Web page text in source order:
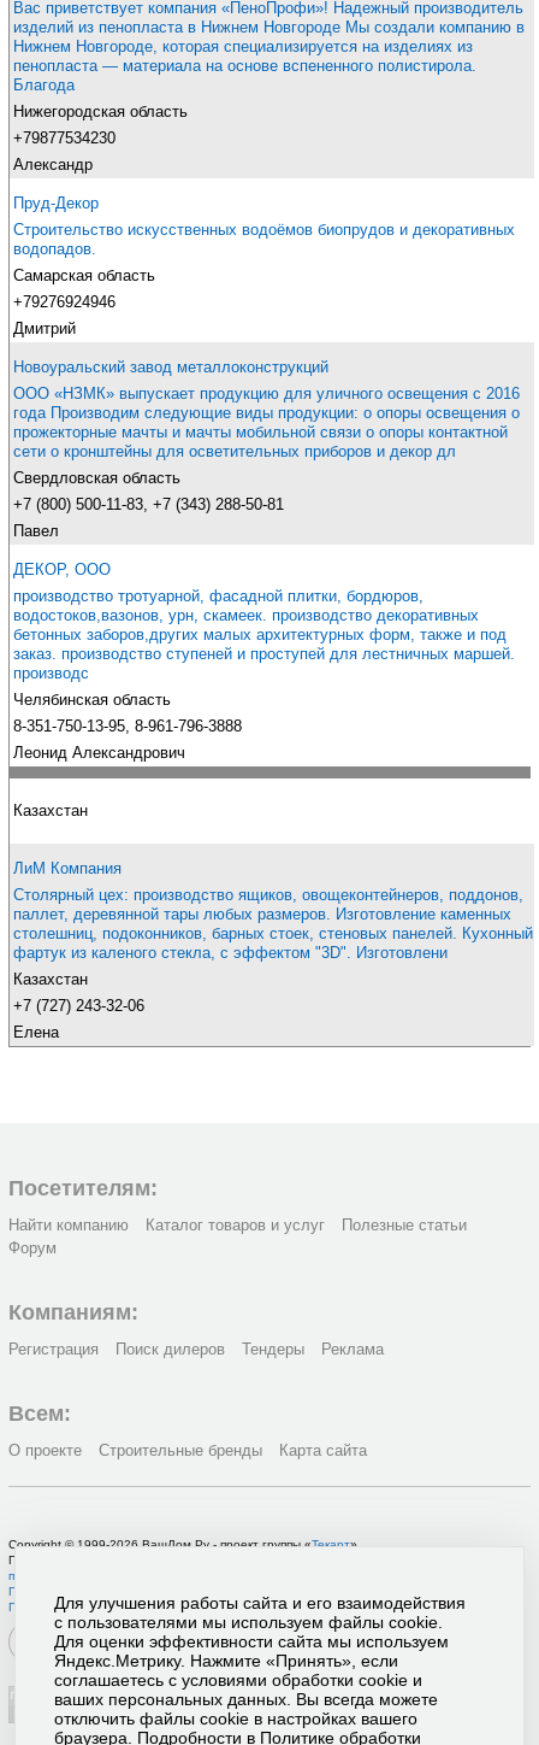
Вас приветствует компания «ПеноПрофи»! Надежный производитель
изделий из пенопласта в Нижнем Новгороде Мы создали компанию в
Нижнем Новгороде, которая специализируется на изделиях из
пенопласта — материала на основе вспененного полистирола.
Благода
Нижегородская область
+79877534230
Александр
Пруд-Декор
Строительство искусственных водоёмов биопрудов и декоративных
водопадов.
Самарская область
+79276924946
Дмитрий
Новоуральский завод металлоконструкций
ООО «НЗМК» выпускает продукцию для уличного освещения с 2016
года Производим следующие виды продукции: o опоры освещения o
прожекторные мачты и мачты мобильной связи o опоры контактной
сети o кронштейны для осветительных приборов и декор дл
Свердловская область
+7 (800) 500-11-83, +7 (343) 288-50-81
Павел
ДЕКОР, ООО
производство тротуарной, фасадной плитки, бордюров,
водостоков,вазонов, урн, скамеек. производство декоративных
бетонных заборов,других малых архитектурных форм, также и под
заказ. производство ступеней и проступей для лестничных маршей.
производс
Челябинская область
8-351-750-13-95, 8-961-796-3888
Леонид Александрович
Казахстан
ЛиМ Компания
Столярный цех: производство ящиков, овощеконтейнеров, поддонов,
паллет, деревянной тары любых размеров. Изготовление каменных
столешниц, подоконников, барных стоек, стеновых панелей. Кухонный
фартук из каленого стекла, с эффектом "3D". Изготовлени
Казахстан
+7 (727) 243-32-06
Елена
Посетителям:
Найти компанию Каталог товаров и услуг
Полезные статьи
Форум
Компаниям:
Регистрация Поиск дилеров Тендеры Реклама
Всем:
О проекте Строительные бренды Карта сайта
Copyright © 1999-2026 ВашДом.Ру - проект группы «Текарт»
По вопросам связанным с работой портала вы можете связаться с нашей
поддержки
Политика в отношении обработки персональных данных
Пользовательское соглашение
Для улучшения работы сайта и его взаимодействия
с пользователями мы используем файлы cookie.
Для оценки эффективности сайта мы используем
Яндекс.Метрику. Нажмите «Принять», если
соглашаетесь с условиями обработки cookie и
ваших персональных данных. Вы всегда можете
отключить файлы cookie в настройках вашего
браузера. Подробности в Политике обработки